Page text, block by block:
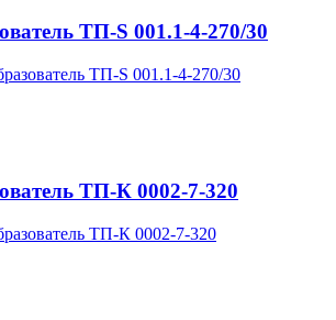
ТП-S 001.1-4-270/30
ТП-К 0002-7-320